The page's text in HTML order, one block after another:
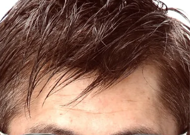
口丈心・前田伊織
先日の藤川ミュージカル「クリスマスコンサート
2024」でもソリストとして大活躍した山口丈心
前田伊織（藤川エンターテインメント所属）両名
がスターバックス新宿三丁目店でのコンサートに
出演いたします。 皆様、ぜひ足をお運びくださ
い！